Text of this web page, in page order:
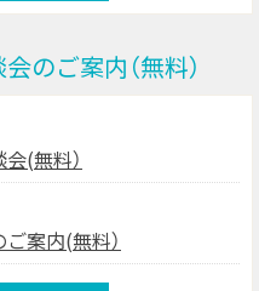
のご案内（無料）
(無料）
案内(無料）